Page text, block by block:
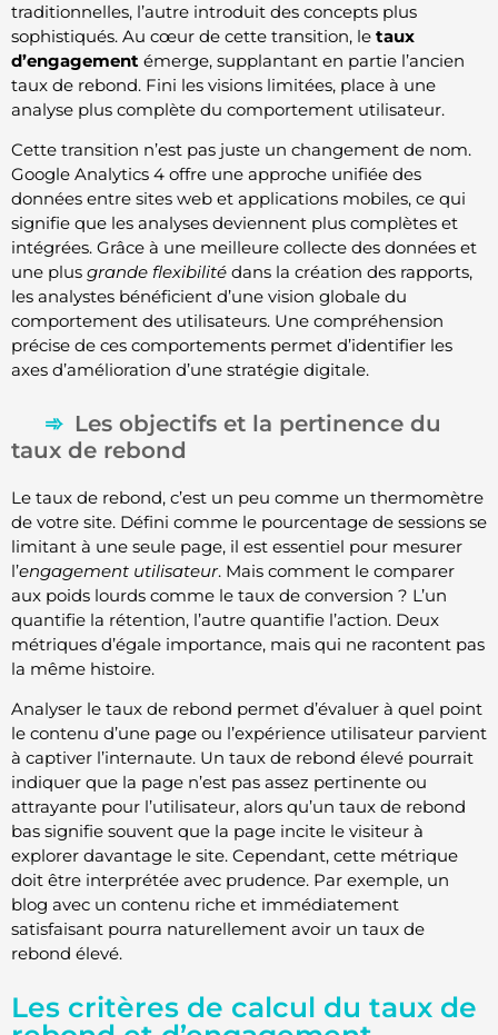
traditionnelles, l’autre introduit des concepts plus
sophistiqués. Au cœur de cette transition, le taux
d’engagement émerge, supplantant en partie l’ancien
taux de rebond. Fini les visions limitées, place à une
analyse plus complète du comportement utilisateur.
Cette transition n’est pas juste un changement de nom.
Google Analytics 4 offre une approche unifiée des
données entre sites web et applications mobiles, ce qui
signifie que les analyses deviennent plus complètes et
intégrées. Grâce à une meilleure collecte des données et
une plus grande flexibilité dans la création des rapports,
les analystes bénéficient d’une vision globale du
comportement des utilisateurs. Une compréhension
précise de ces comportements permet d’identifier les
axes d’amélioration d’une stratégie digitale.
Les objectifs et la pertinence du
taux de rebond
Le taux de rebond, c’est un peu comme un thermomètre
de votre site. Défini comme le pourcentage de sessions se
limitant à une seule page, il est essentiel pour mesurer
l’engagement utilisateur. Mais comment le comparer
aux poids lourds comme le taux de conversion ? L’un
quantifie la rétention, l’autre quantifie l’action. Deux
métriques d’égale importance, mais qui ne racontent pas
la même histoire.
Analyser le taux de rebond permet d’évaluer à quel point
le contenu d’une page ou l’expérience utilisateur parvient
à captiver l’internaute. Un taux de rebond élevé pourrait
indiquer que la page n’est pas assez pertinente ou
attrayante pour l’utilisateur, alors qu’un taux de rebond
bas signifie souvent que la page incite le visiteur à
explorer davantage le site. Cependant, cette métrique
doit être interprétée avec prudence. Par exemple, un
blog avec un contenu riche et immédiatement
satisfaisant pourra naturellement avoir un taux de
rebond élevé.
Les critères de calcul du taux de